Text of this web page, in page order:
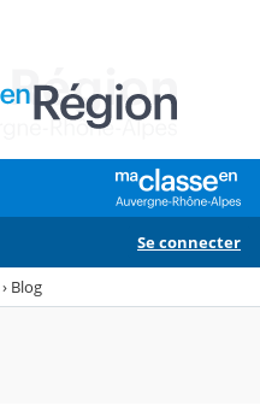
Se connecter
› Blog